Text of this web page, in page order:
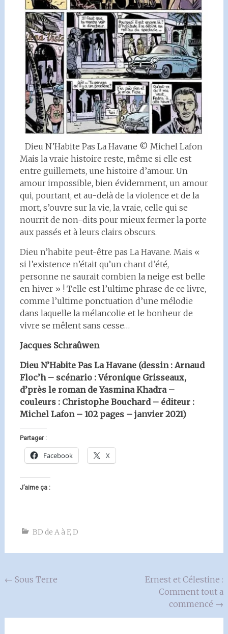
Dieu N’Habite Pas La Havane © Michel Lafon
Mais la vraie histoire reste, même si elle est
entre guillemets, une histoire d’amour. Un
amour impossible, bien évidemment, un amour
qui, pourtant, et au-delà de la violence et de la
mort, s’ouvre sur la vie, la vraie, celle qui se
nourrit de non-dits pour mieux fermer la porte
aux passés et à leurs clairs obscurs.
Dieu n’habite peut-être pas La Havane. Mais «
si l’existence n’était qu’un chant d’été,
personne ne saurait combien la neige est belle
en hiver » ! Telle est l’ultime phrase de ce livre,
comme l’ultime ponctuation d’une mélodie
dans laquelle la mélancolie et le bonheur de
vivre se mêlent sans cesse…
Jacques Schraûwen
Dieu N’Habite Pas La Havane (dessin : Arnaud
Floc’h – scénario : Véronique Grisseaux,
d’près le roman de Yasmina Khadra –
couleurs : Christophe Bouchard – éditeur :
Michel Lafon – 102 pages – janvier 2021)
Partager :
Facebook X
J’aime ça :
BD de A à F, D
Navigation
l'article
← Sous Terre
Ernest et Célestine :
Comment tout a
commencé →